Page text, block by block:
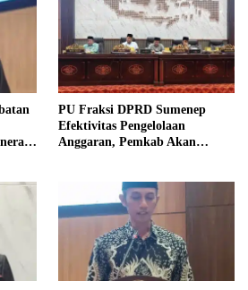
PU Fraksi DPRD Sumenep
Efektivitas Pengelolaan
Anggaran, Pemkab Akan